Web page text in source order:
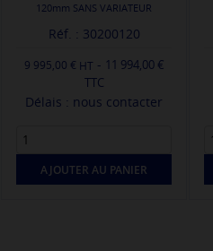
120mm SANS VARIATEUR
Réf. : 30200120
9 995,00 € - 11 994,00 €
TTC
Délais : nous contacter
AJOUTER AU PANIER